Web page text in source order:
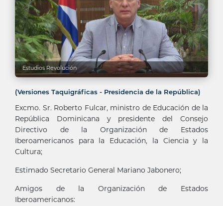
Estudios Revolución
(Versiones Taquigráficas - Presidencia de la República)
Excmo. Sr. Roberto Fulcar, ministro de Educación de la
República Dominicana y presidente del Consejo
Directivo de la Organización de Estados
Iberoamericanos para la Educación, la Ciencia y la
Cultura;
Estimado Secretario General Mariano Jabonero;
Amigos de la Organización de Estados
Iberoamericanos: